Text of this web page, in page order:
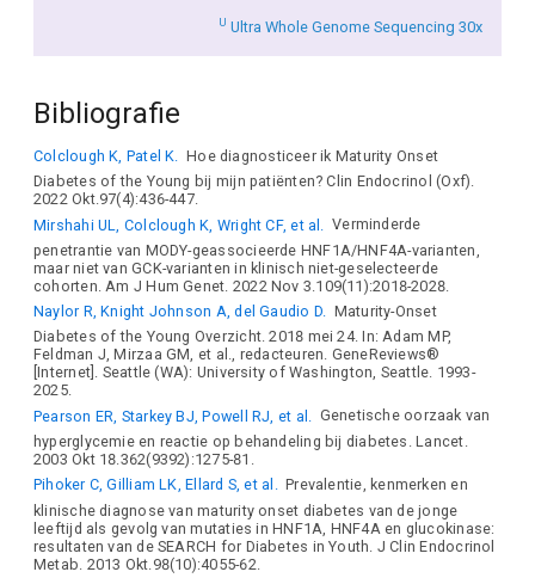
U Ultra Whole Genome Sequencing 30x
Bibliografie
Colclough K, Patel K. Hoe diagnosticeer ik Maturity Onset
Diabetes of the Young bij mijn patiënten? Clin Endocrinol (Oxf).
2022 Okt.97(4):436-447.
Mirshahi UL, Colclough K, Wright CF, et al.
Verminderde
penetrantie van MODY-geassocieerde HNF1A/HNF4A-varianten,
maar niet van GCK-varianten in klinisch niet-geselecteerde
cohorten. Am J Hum Genet. 2022 Nov 3.109(11):2018-2028.
Naylor R, Knight Johnson A, del Gaudio D. Maturity-Onset
Diabetes of the Young Overzicht. 2018 mei 24. In: Adam MP,
Feldman J, Mirzaa GM, et al., redacteuren. GeneReviews®
[Internet]. Seattle (WA): University of Washington, Seattle. 1993-
2025.
Pearson ER, Starkey BJ, Powell RJ, et al.
Genetische oorzaak van
hyperglycemie en reactie op behandeling bij diabetes. Lancet.
2003 Okt 18.362(9392):1275-81.
Pihoker C, Gilliam LK, Ellard S, et al. Prevalentie, kenmerken en
klinische diagnose van maturity onset diabetes van de jonge
leeftijd als gevolg van mutaties in HNF1A, HNF4A en glucokinase:
resultaten van de SEARCH for Diabetes in Youth. J Clin Endocrinol
Metab. 2013 Okt.98(10):4055-62.